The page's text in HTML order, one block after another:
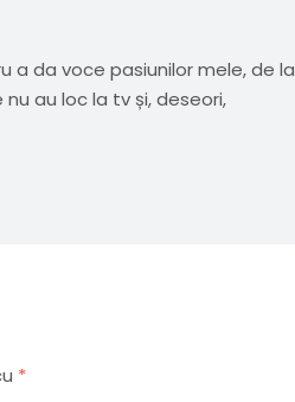
a da voce pasiunilor mele, de la
au loc la tv și, deseori,
*